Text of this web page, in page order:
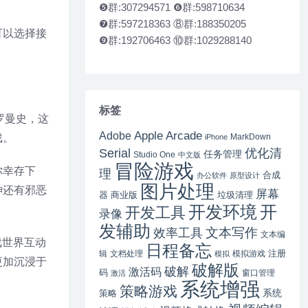
以选择接
曼史，这
幸存下
还有邪恶
界互动
加沉浸于
❺群:307294571 ❻群:598710634
❼群:597218363 ⑧群:188350205
❾群:192706463 ⑩群:1029288140
标签
Adobe Apple Arcade iPhone MarkDown
Serial Studio One 中文版 任务管理 优化清
理 冒险游戏 办公软件 原型设计 合成
器 商业版 图片处理 垃圾清理 屏幕
录像 开发工具 开发环境开
发辅助 效率工具 文本写作 文本编
辑 文档处理 日程备忘 模拟 模拟游戏 注册
码 激活 激活码 破解破解版 窗口管理
策略 策略游戏 系统增强 系统